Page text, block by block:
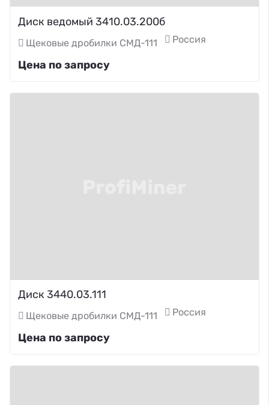
Диск ведомый 3410.03.200б
Щековые дробилки СМД-111 Россия
Цена по запросу
Диск 3440.03.111
Щековые дробилки СМД-111 Россия
Цена по запросу